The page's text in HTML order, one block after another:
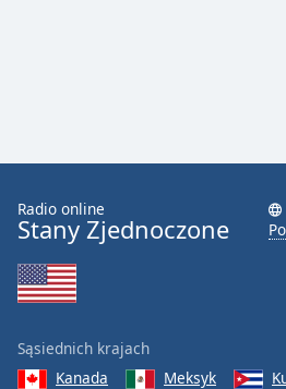
Radio online
Stany Zjednoczone
Sąsiednich krajach
Kanada
Meksyk